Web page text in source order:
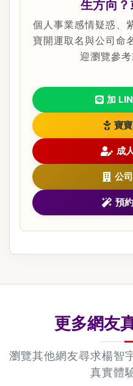
生方向
個人事業感情疑惑、
寶開運取名與公司命
迎瀏覽參考
加
寶
成
公
預
更多網友
瀏覽其他網友尋求楊智
真實體